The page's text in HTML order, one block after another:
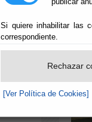
Si quiere inhabilitar las
correspondiente.
Rechazar
[Ver Política de Cookies]